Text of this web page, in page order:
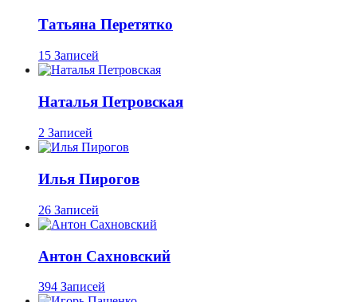
Татьяна Перетятко
15 Записей
Наталья Петровская
2 Записей
Илья Пирогов
26 Записей
Антон Сахновский
394 Записей